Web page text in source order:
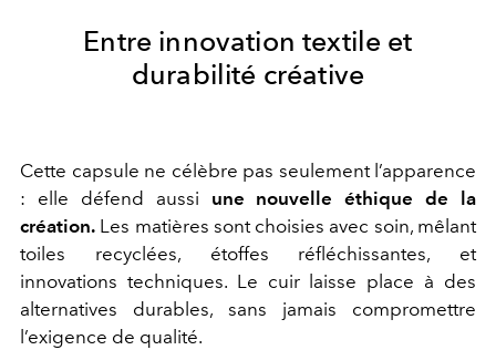
Entre innovation textile et
durabilité créative
Cette capsule ne célèbre pas seulement l’apparence
: elle défend aussi une nouvelle éthique de la
création. Les matières sont choisies avec soin, mêlant
toiles recyclées, étoffes réfléchissantes, et
innovations techniques. Le cuir laisse place à des
alternatives durables, sans jamais compromettre
l’exigence de qualité.